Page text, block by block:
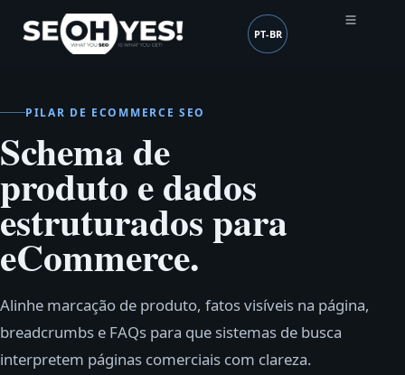
SEOH Idioma (mobile
PT-BR
PILAR DE ECOMMERCE SEO
Schema de
produto e dados
estruturados para
eCommerce.
Alinhe marcação de produto, fatos visíveis na página,
breadcrumbs e FAQs para que sistemas de busca
interpretem páginas comerciais com clareza.